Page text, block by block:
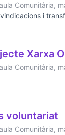
Comunitària,
i
Xarxa
Comunitària,
voluntariat
Comunitària,